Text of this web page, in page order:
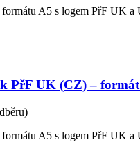
A5 s logem PřF UK a
PřF UK (CZ) –
A5 s logem PřF UK a